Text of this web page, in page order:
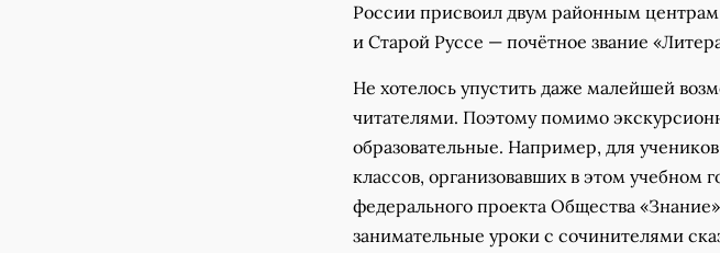
России присвоил двум районным
и Старой Руссе — почётное звание
Не хотелось упустить даже малейшей
читателями. Поэтому помимо
образовательные. Например, для
классов, организовавших в этом учебном
федерального проекта Общества
занимательные уроки с сочинителями